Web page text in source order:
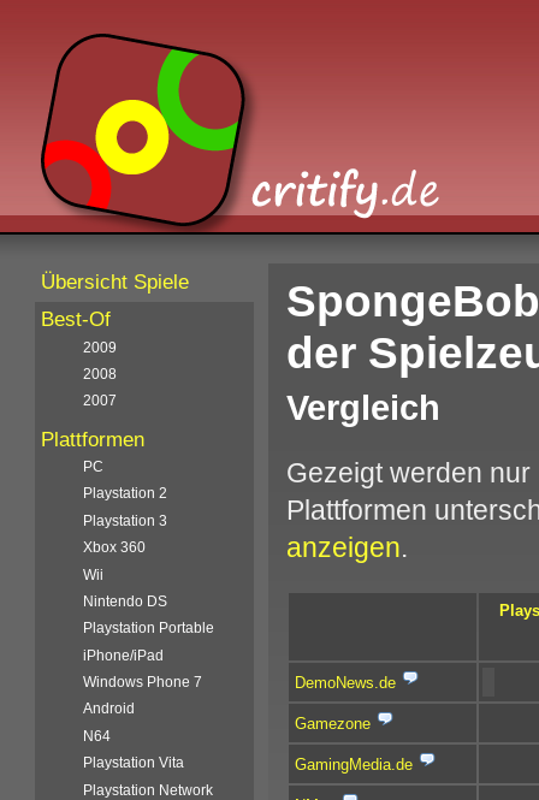
der
Vergleich
Gezeigt werden
Plattformen
anzeigen.
DemoNews.de
Gamezone
GamingMedia.de
Übersicht Spiele
Best-Of
2009
2008
2007
Plattformen
PC
Playstation 2
Playstation 3
Xbox 360
Wii
Nintendo DS
Playstation Portable
iPhone/iPad
Windows Phone 7
Android
N64
Playstation Vita
Playstation Network